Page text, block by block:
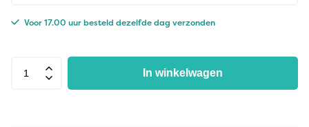
Voor 17.00 uur besteld dezelfde dag verzonden
In winkelwagen